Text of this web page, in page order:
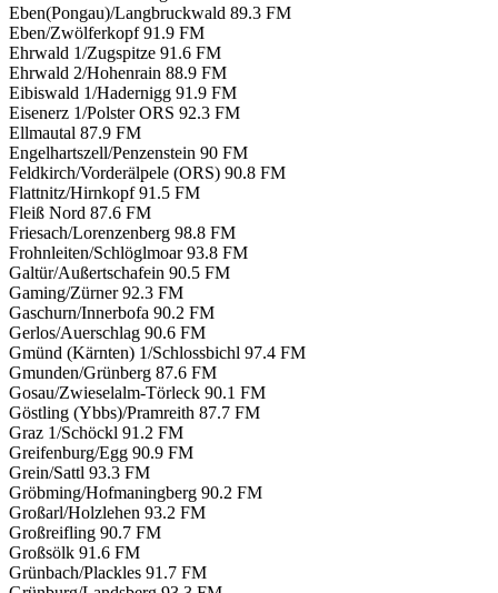
Eben(Pongau)/Langbruckwald 89.3 FM
Eben/Zwölferkopf 91.9 FM
Ehrwald 1/Zugspitze 91.6 FM
Ehrwald 2/Hohenrain 88.9 FM
Eibiswald 1/Hadernigg 91.9 FM
Eisenerz 1/Polster ORS 92.3 FM
Ellmautal 87.9 FM
Engelhartszell/Penzenstein 90 FM
Feldkirch/Vorderälpele (ORS) 90.8 FM
Flattnitz/Hirnkopf 91.5 FM
Fleiß Nord 87.6 FM
Friesach/Lorenzenberg 98.8 FM
Frohnleiten/Schlöglmoar 93.8 FM
Galtür/Außertschafein 90.5 FM
Gaming/Zürner 92.3 FM
Gaschurn/Innerbofa 90.2 FM
Gerlos/Auerschlag 90.6 FM
Gmünd (Kärnten) 1/Schlossbichl 97.4 FM
Gmunden/Grünberg 87.6 FM
Gosau/Zwieselalm-Törleck 90.1 FM
Göstling (Ybbs)/Pramreith 87.7 FM
Graz 1/Schöckl 91.2 FM
Greifenburg/Egg 90.9 FM
Grein/Sattl 93.3 FM
Gröbming/Hofmaningberg 90.2 FM
Großarl/Holzlehen 93.2 FM
Großreifling 90.7 FM
Großsölk 91.6 FM
Grünbach/Plackles 91.7 FM